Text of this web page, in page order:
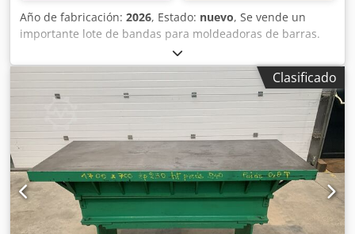
Año de fabricación: 2026, Estado: nuevo, Se vende un
importante lote de bandas para moldeadoras de barras.
Marcas disponibles: - MAJOR - BONGARD - MERAND
TENOR/TREGOR Crjdpfjzqt Tcox Anvsf - BERTRAND
EURO2000 - BERTRAND EUROMAP - JAC - PANIRECORD F73
- PANIRECORD F60/F57 - SINMAG - PAVAILLER - STAFF
Precios unitarios y al por mayor. Se venden en kits
completos para una moldeadora, que incluyen: - Banda
delantera - Banda trasera - Banda inferior de refuerzo -
Banda de recepción
Clasificado